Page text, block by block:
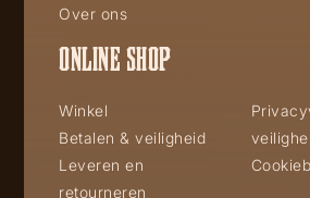
Over ons
ONLINE SHOP
Winkel
Betalen & veiligheid
Leveren en
retourneren